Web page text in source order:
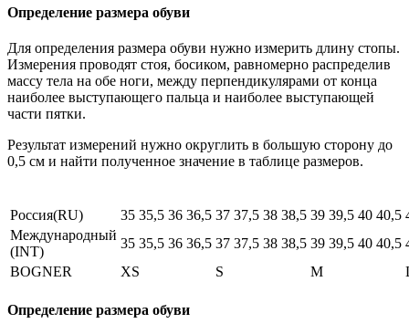
Определение размера обуви
Для определения размера обуви нужно измерить длину стопы.
Измерения проводят стоя, босиком, равномерно распределив
массу тела на обе ноги, между перпендикулярами от конца
наиболее выступающего пальца и наиболее выступающей
части пятки.
Результат измерений нужно округлить в большую сторону до
0,5 см и найти полученное значение в таблице размеров.
Россия(RU) 35 35,5 36 36,5 37 37,5 38 38,5 39 39,5 40 40,5
Международный
(INT)
35 35,5 36 36,5 37 37,5 38 38,5 39 39,5 40 40,5
BOGNER
XS S M
Определение размера обуви